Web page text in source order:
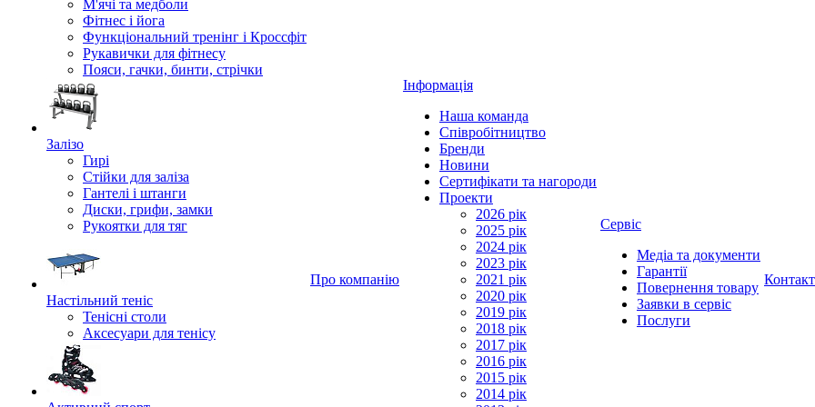
М'ячі та медболи
Фітнес і йога
Функціональний тренінг і Кроссфіт
Рукавички для фітнесу
Пояси, гачки, бинти, стрічки
Залізо
Гирі
Стійки для заліза
Гантелі і штанги
Диски, грифи, замки
Рукоятки для тяг
Настільний теніс
Тенісні столи
Аксесуари для тенісу
Про компанію
Інформація
Наша команда
Співробітництво
Бренди
Новини
Сертифікати та нагороди
Проекти
2026 рік
2025 рік
2024 рік
2023 рік
2021 рік
2020 рік
2019 рік
2018 рік
2017 рік
2016 рік
2015 рік
2014 рік
Сервіс
Медіа та документи
Гарантії
Повернення товару
Заявки в сервіс
Послуги